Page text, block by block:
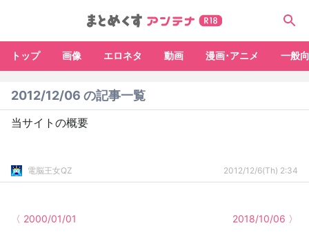
トップ 画像 エロネタ 動画 漫画･アニメ 一般
2012/12/06 の記事一覧
当サイトの概要
電脳王女QZ 2012/12/6(Th) 2:34
〈 2000/01/01 2018/10/06 〉